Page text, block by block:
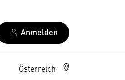
Anmelden
Österreich